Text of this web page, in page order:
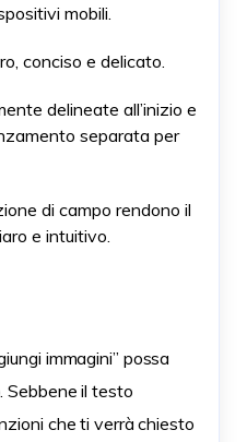
mobili.
conciso e delicato.
delineate all’inizio e
separata per
di campo rendono il
e intuitivo.
immagini” possa
Sebbene il testo
che ti verrà chiesto